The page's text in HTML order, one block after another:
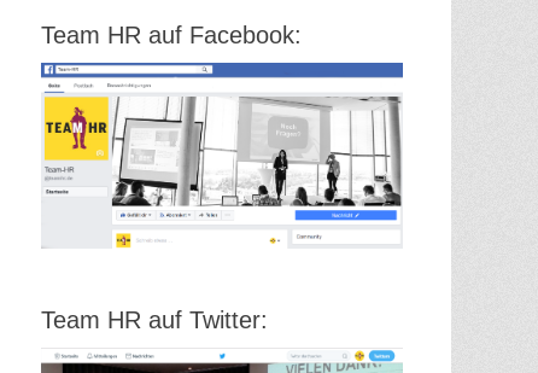
Team HR auf Facebook:
Team HR auf Twitter: